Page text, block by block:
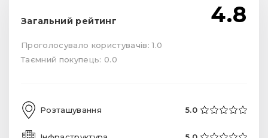
Загальний рейтинг 4.8
Проголосувало користувачів: 1.0
Таємний покупець: 0.0
Розташування 5.0